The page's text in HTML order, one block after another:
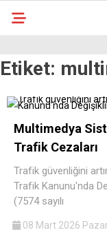
Etiket:
Multimedya
Trafik Cezaları
Trafik güvenliğini
Trafik Kanunu'nda
(7574 sayılı
08 Mart 2026